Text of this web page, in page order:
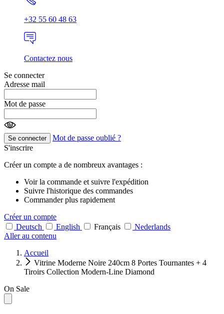
+32 55 60 48 63
Contactez nous
Se connecter
Adresse mail
Mot de passe
Se connecter
Mot de passe oublié ?
S'inscrire
Créer un compte a de nombreux avantages :
Voir la commande et suivre l'expédition
Suivre l'historique des commandes
Commander plus rapidement
Créer un compte
Deutsch
English Français
Nederlands
Aller au contenu
Accueil
Vitrine Moderne Noire 240cm 8 Portes Tournantes + 4
Tiroirs Collection Modern-Line Diamond
On Sale